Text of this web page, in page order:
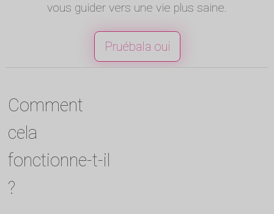
vous guider vers une vie plus saine.
Pruébala oui
Comment
cela
fonctionne-t-il
?